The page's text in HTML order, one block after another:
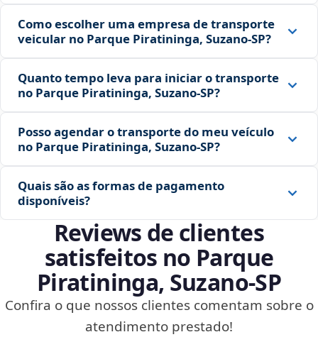
Como escolher uma empresa de transporte
veicular no Parque Piratininga, Suzano‑SP?
Quanto tempo leva para iniciar o transporte
no Parque Piratininga, Suzano‑SP?
Posso agendar o transporte do meu veículo
no Parque Piratininga, Suzano‑SP?
Quais são as formas de pagamento
disponíveis?
Reviews de clientes
satisfeitos no Parque
Piratininga, Suzano‑SP
Confira o que nossos clientes comentam sobre o
atendimento prestado!